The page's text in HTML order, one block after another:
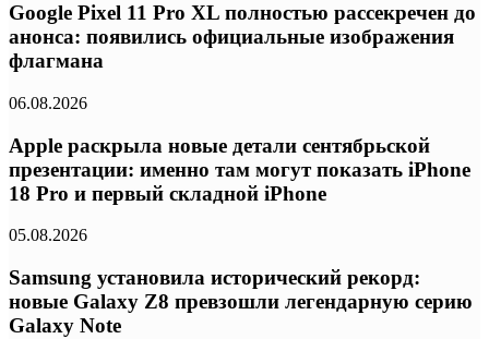
Google Pixel 11 Pro XL полностью рассекречен до
анонса: появились официальные изображения
флагмана
06.08.2026
Apple раскрыла новые детали сентябрьской
презентации: именно там могут показать iPhone
18 Pro и первый складной iPhone
05.08.2026
Samsung установила исторический рекорд:
новые Galaxy Z8 превзошли легендарную серию
Galaxy Note